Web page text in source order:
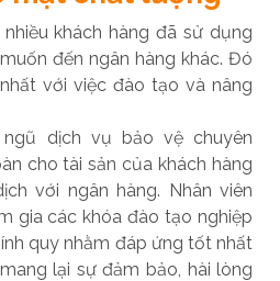
khách hàng đã sử dụng
đến ngân hàng khác. Đó
với việc đào tạo và nâng
dịch vụ bảo vệ chuyên
cho tài sản của khách hàng
với ngân hàng. Nhân viên
gia các khóa đào tạo nghiệp
quy nhằm đáp ứng tốt nhất
lại sự đảm bảo, hài lòng